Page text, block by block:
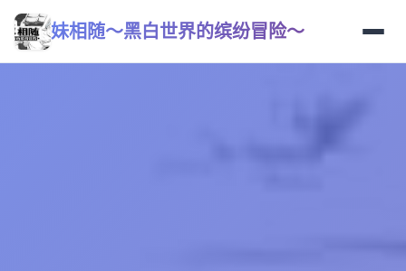
妹相随～黑白世界的缤纷冒险～